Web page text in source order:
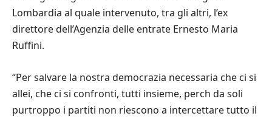
Lombardia al quale intervenuto, tra gli altri, l’ex
direttore dell’Agenzia delle entrate Ernesto Maria
Ruffini.
“Per salvare la nostra democrazia necessaria che ci si
allei, che ci si confronti, tutti insieme, perch da soli
purtroppo i partiti non riescono a intercettare tutto il